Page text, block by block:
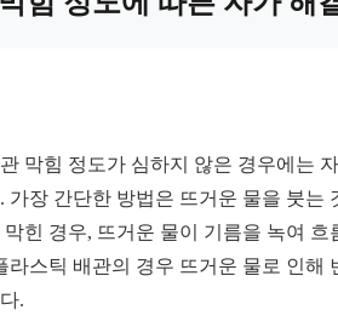
막힘 정도가 심하지 않은 경우에는
가장 간단한 방법은 뜨거운 물을 붓는
막힌 경우, 뜨거운 물이 기름을 녹여
라스틱 배관의 경우 뜨거운 물로 인해
.